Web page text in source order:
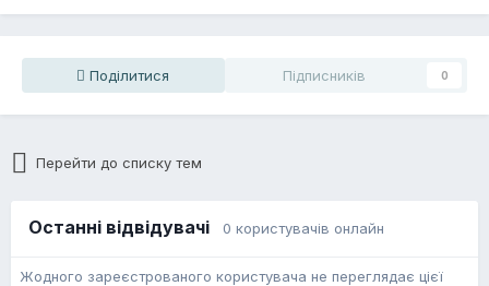
Поділитися Підписників 0
Перейти до списку тем
Останні відвідувачі 0 користувачів онлайн
Жодного зареєстрованого користувача не переглядає цієї